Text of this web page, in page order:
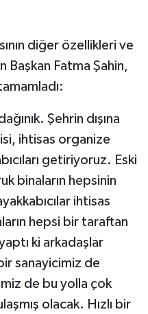
diğer özellikleri ve
Başkan Fatma Şahin,
Şehrin dışına
ihtisas organize
getiriyoruz. Eski
binaların hepsinin
ihtisas
hepsi bir taraftan
ki arkadaşlar
sanayicimiz de
de bu yolla çok
olacak. Hızlı bir